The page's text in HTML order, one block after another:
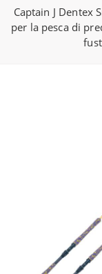
Captain J Dentex
per la pesca di